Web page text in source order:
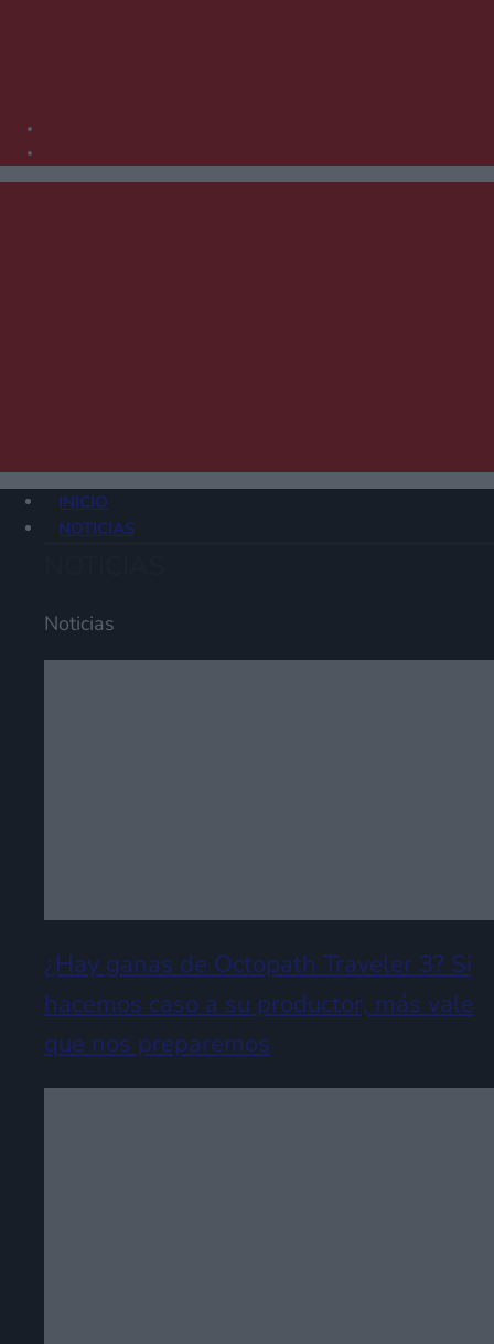
INICIO
NOTICIAS
Noticias
¿Hay ganas de Octopath Traveler 3? Si
hacemos caso a su productor, más vale
que nos preparemos